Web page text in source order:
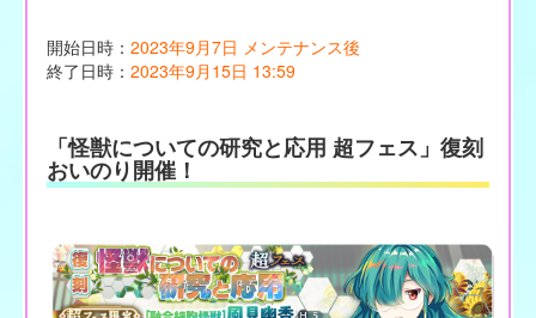
開始日時： 2023年9月7日 メンテナンス後
終了日時： 2023年9月15日 13:59
「怪獣についての研究と応用 超フェス」復刻
おいのり開催！